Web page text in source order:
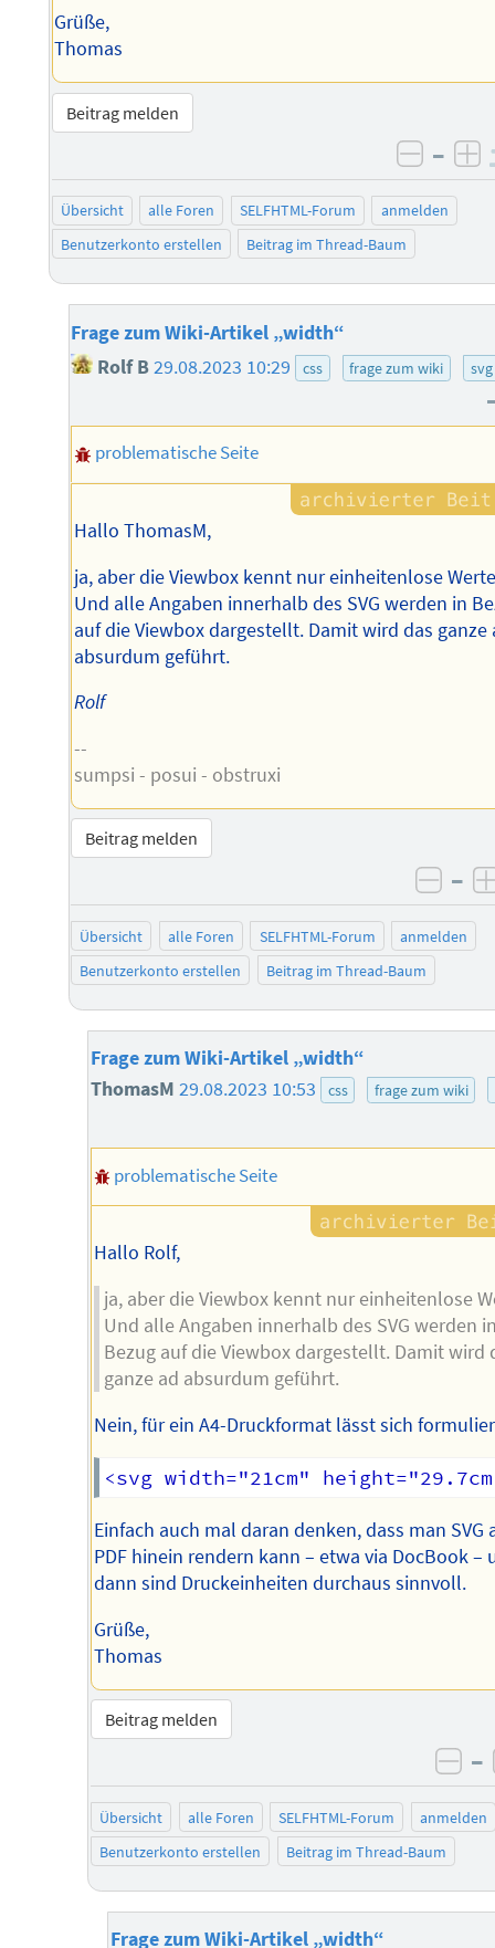
Grüße,
Thomas
Beitrag melden
–
Übersicht alle Foren SELFHTML-Forum
anmelden
Benutzerkonto erstellen
Beitrag im Thread-Baum
Frage zum Wiki-Artikel „width“
Rolf B29.08.2023 10:29 css frage zum wiki svg
problematische Seite
Hallo ThomasM,
ja, aber die Viewbox kennt nur einheitenlose
Und alle Angaben innerhalb des SVG werden in
auf die Viewbox dargestellt. Damit wird das ganze
absurdum geführt.
Rolf
--
sumpsi - posui - obstruxi
Beitrag melden
–
Übersicht alle Foren SELFHTML-Forum
anmelden
Benutzerkonto erstellen
Beitrag im Thread-Baum
Frage zum Wiki-Artikel „width“
ThomasM 29.08.2023 10:53 css frage zum wiki
problematische Seite
Hallo Rolf,
ja, aber die Viewbox kennt nur einheitenlose
Und alle Angaben innerhalb des SVG werden
Bezug auf die Viewbox dargestellt. Damit wird
ganze ad absurdum geführt.
Nein, für ein A4-Druckformat lässt sich
Einfach auch mal daran denken, dass man SVG
PDF hinein rendern kann – etwa via DocBook –
dann sind Druckeinheiten durchaus sinnvoll.
Grüße,
Thomas
Beitrag melden
–
Übersicht alle Foren SELFHTML-Forum
anmelden
Benutzerkonto erstellen
Beitrag im Thread-Baum
Frage zum Wiki-Artikel „width“